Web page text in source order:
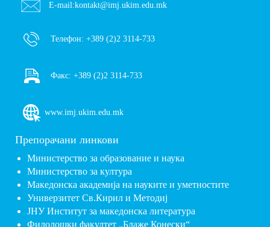
E-mail:kontakt@imj.ukim.edu.mk
Телефон: +389 (2)2 3114-733
Факс: +389 (2)2 3114-733
www.imj.ukim.edu.mk
Препорачани линкови
Министерство за образование и наука
Министерство за култура
Македонска академија на науките и уметностите
Универзитет Св.Кирил и Методиј
ЈНУ Институт за македонска литература
Филолошки факултет „Блаже Конески“